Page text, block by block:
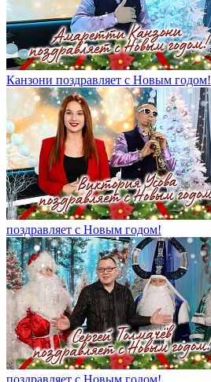
Канзони поздравляет с Новым годом!
поздравляет с Новым годом!
поздравляет с Новым годом!